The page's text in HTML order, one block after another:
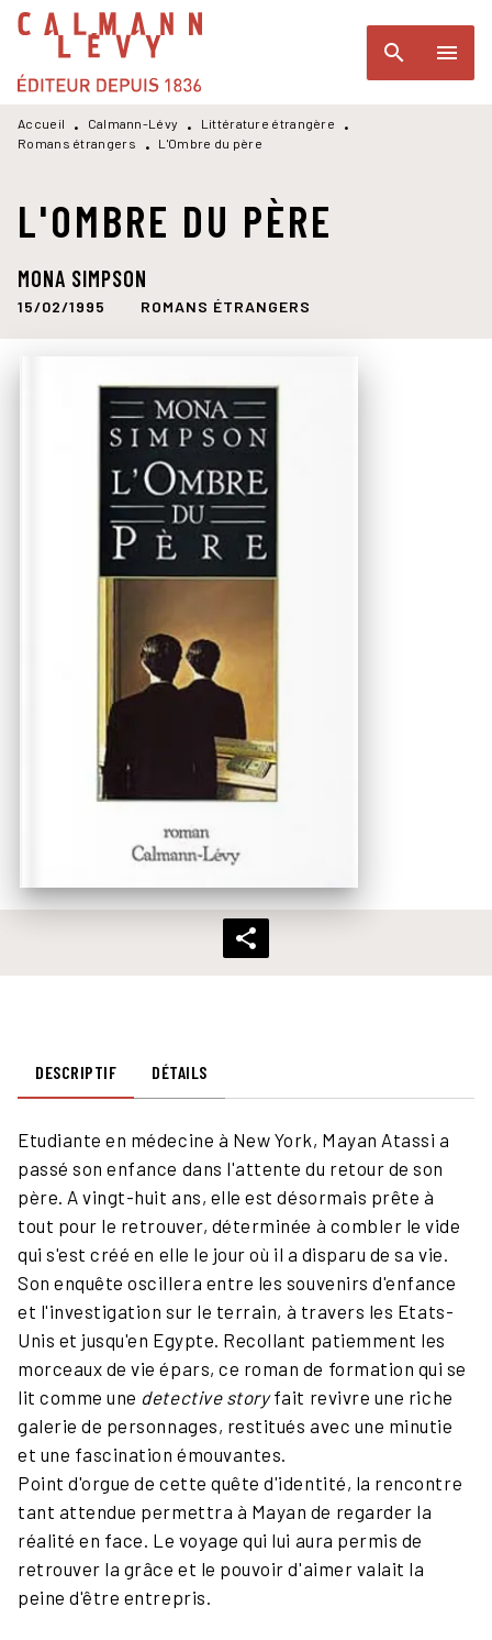
MENU RECHERCHE
PIED DE PAGE
search menu
Accueil • Calmann-Lévy • Littérature étrangère
•
Romans étrangers
• L'Ombre du père
L'OMBRE DU PÈRE
MONA SIMPSON
15/02/1995 ROMANS ÉTRANGERS
DESCRIPTIF DÉTAILS
Etudiante en médecine à New York, Mayan Atassi a
passé son enfance dans l'attente du retour de son
père. A vingt-huit ans, elle est désormais prête à
tout pour le retrouver, déterminée à combler le vide
qui s'est créé en elle le jour où il a disparu de sa vie.
Son enquête oscillera entre les souvenirs d'enfance
et l'investigation sur le terrain, à travers les Etats-
Unis et jusqu'en Egypte. Recollant patiemment les
morceaux de vie épars, ce roman de formation qui se
lit comme une detective storyfait revivre une riche
galerie de personnages, restitués avec une minutie
et une fascination émouvantes.
Point d'orgue de cette quête d'identité, la rencontre
tant attendue permettra à Mayan de regarder la
réalité en face. Le voyage qui lui aura permis de
retrouver la grâce et le pouvoir d'aimer valait la
peine d'être entrepris.